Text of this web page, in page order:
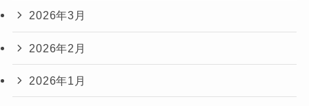
2026年3月
2026年2月
2026年1月